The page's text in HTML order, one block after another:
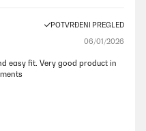
POTVRĐENI PREGLED
06/01/2026
easy fit. Very good product in